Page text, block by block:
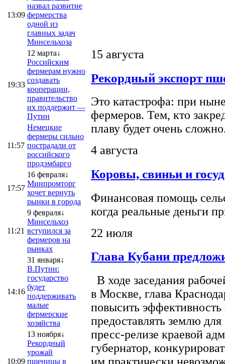
13:09
назвал развитие
фермерства
одной из
главных задач
Минсельхоза
19:33
12 марта↓
Российским
фермерам нужно
создавать
кооперации,
правительство
их поддержит —
Путин
11:57
Немецкие
фермеры сильно
пострадали от
российского
продэмбарго
17:57
16 февраля↓
Минпромторг
хочет вернуть
рынки в города
11:21
9 февраля↓
Минсельхоз
вступился за
фермеров на
рынках
14:16
31 января↓
В.Путин:
государство
будет
поддерживать
малые
фермерские
хозяйства
10:09
13 ноября↓
Рекордный
урожай
пшеницы в
15 августа
Рекордный экспорт
Это катастрофа: при
фермеров. Тем, кто
плаву будет очень
4 августа
Коровы, свиньи и
Финансовая помощь
когда реальные деньги
22 июля
Глава Кубани
В ходе заседания
в Москве, глава
повысить эффективность
предоставлять землю
пресс-релизе краевой
губернатор,